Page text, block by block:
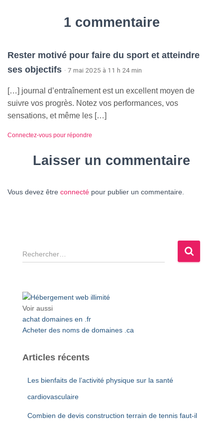
1 commentaire
Rester motivé pour faire du sport et atteindre
ses objectifs · 7 mai 2025 à 11 h 24 min
[…] journal d’entraînement est un excellent moyen de
suivre vos progrès. Notez vos performances, vos
sensations, et même les […]
Connectez-vous pour répondre
Laisser un commentaire
Vous devez être connecté pour publier un commentaire.
R
e
e
r
h
Voir aussi
achat domaines en .fr
Acheter des noms de domaines .ca
Articles récents
Les bienfaits de l’activité physique sur la santé
cardiovasculaire
Combien de devis construction terrain de tennis faut-il